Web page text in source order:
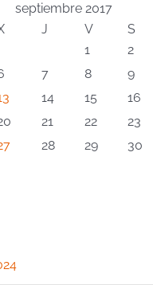
septiembre 2017
J V S
1
2
7 8 9
14 15 16
21 22 23
28 29
30